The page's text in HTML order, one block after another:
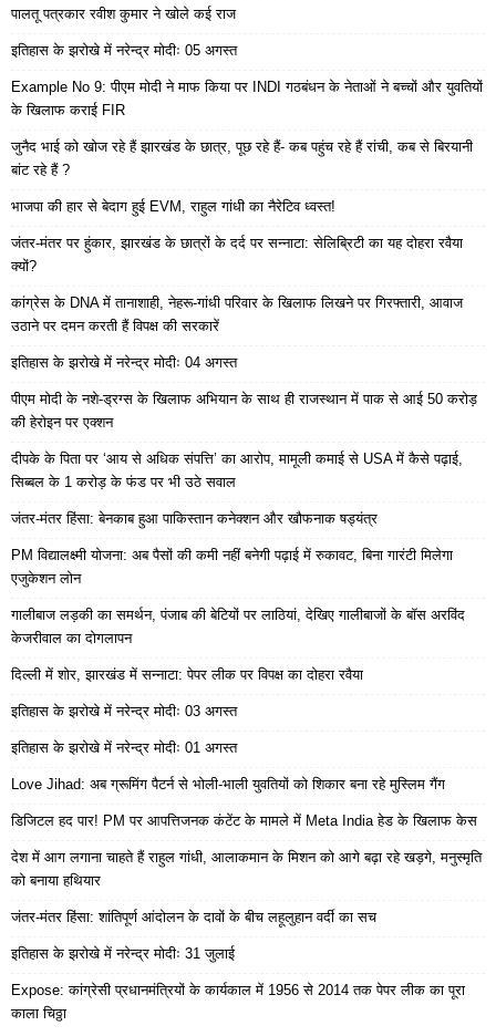
पालतू पत्रकार रवीश कुमार ने खोले कई राज
इतिहास के झरोखे में नरेन्द्र मोदीः 05 अगस्त
Example No 9: पीएम मोदी ने माफ किया पर INDI गठबंधन के नेताओं ने बच्चों और युवतियों
के खिलाफ कराई FIR
जुनैद भाई को खोज रहे हैं झारखंड के छात्र, पूछ रहे हैं- कब पहुंच रहे हैं रांची, कब से बिरयानी
बांट रहे हैं ?
भाजपा की हार से बेदाग हुई EVM, राहुल गांधी का नैरेटिव ध्वस्त!
जंतर-मंतर पर हुंकार, झारखंड के छात्रों के दर्द पर सन्नाटा: सेलिब्रिटी का यह दोहरा रवैया
क्यों?
कांग्रेस के DNA में तानाशाही, नेहरू-गांधी परिवार के खिलाफ लिखने पर गिरफ्तारी, आवाज
उठाने पर दमन करती हैं विपक्ष की सरकारें
इतिहास के झरोखे में नरेन्द्र मोदीः 04 अगस्त
पीएम मोदी के नशे-ड्रग्स के खिलाफ अभियान के साथ ही राजस्थान में पाक से आई 50 करोड़
की हेरोइन पर एक्शन
दीपके के पिता पर ‘आय से अधिक संपत्ति’ का आरोप, मामूली कमाई से USA में कैसे पढ़ाई,
सिब्बल के 1 करोड़ के फंड पर भी उठे सवाल
जंतर-मंतर हिंसा: बेनकाब हुआ पाकिस्तान कनेक्शन और खौफनाक षड्यंत्र
PM विद्यालक्ष्मी योजना: अब पैसों की कमी नहीं बनेगी पढ़ाई में रुकावट, बिना गारंटी मिलेगा
एजुकेशन लोन
गालीबाज लड़की का समर्थन, पंजाब की बेटियों पर लाठियां, देखिए गालीबाजों के बॉस अरविंद
केजरीवाल का दोगलापन
दिल्ली में शोर, झारखंड में सन्नाटा: पेपर लीक पर विपक्ष का दोहरा रवैया
इतिहास के झरोखे में नरेन्द्र मोदीः 03 अगस्त
इतिहास के झरोखे में नरेन्द्र मोदीः 01 अगस्त
Love Jihad: अब ग्रूमिंग पैटर्न से भोली-भाली युवतियों को शिकार बना रहे मुस्लिम गैंग
डिजिटल हद पार! PM पर आपत्तिजनक कंटेंट के मामले में Meta India हेड के खिलाफ केस
देश में आग लगाना चाहते हैं राहुल गांधी, आलाकमान के मिशन को आगे बढ़ा रहे खड़गे, मनुस्मृति
को बनाया हथियार
जंतर-मंतर हिंसा: शांतिपूर्ण आंदोलन के दावों के बीच लहूलुहान वर्दी का सच
इतिहास के झरोखे में नरेन्द्र मोदीः 31 जुलाई
Expose: कांग्रेसी प्रधानमंत्रियों के कार्यकाल में 1956 से 2014 तक पेपर लीक का पूरा
काला चिठ्ठा